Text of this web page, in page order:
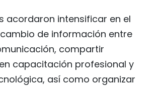
acordaron intensificar en el
de información entre
compartir
capacitación profesional y
así como organizar